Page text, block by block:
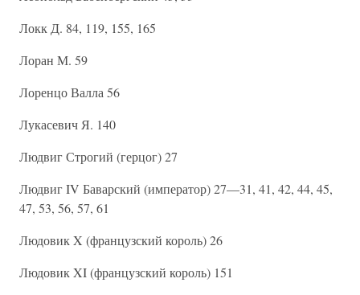
Локк Д. 84, 119, 155, 165
Лоран М. 59
Лоренцо Валла 56
Лукасевич Я. 140
Людвиг Строгий (герцог) 27
Людвиг IV Баварский (император) 27—31, 41, 42, 44, 45,
47, 53, 56, 57, 61
Людовик X (французский король) 26
Людовик XI (французский король) 151